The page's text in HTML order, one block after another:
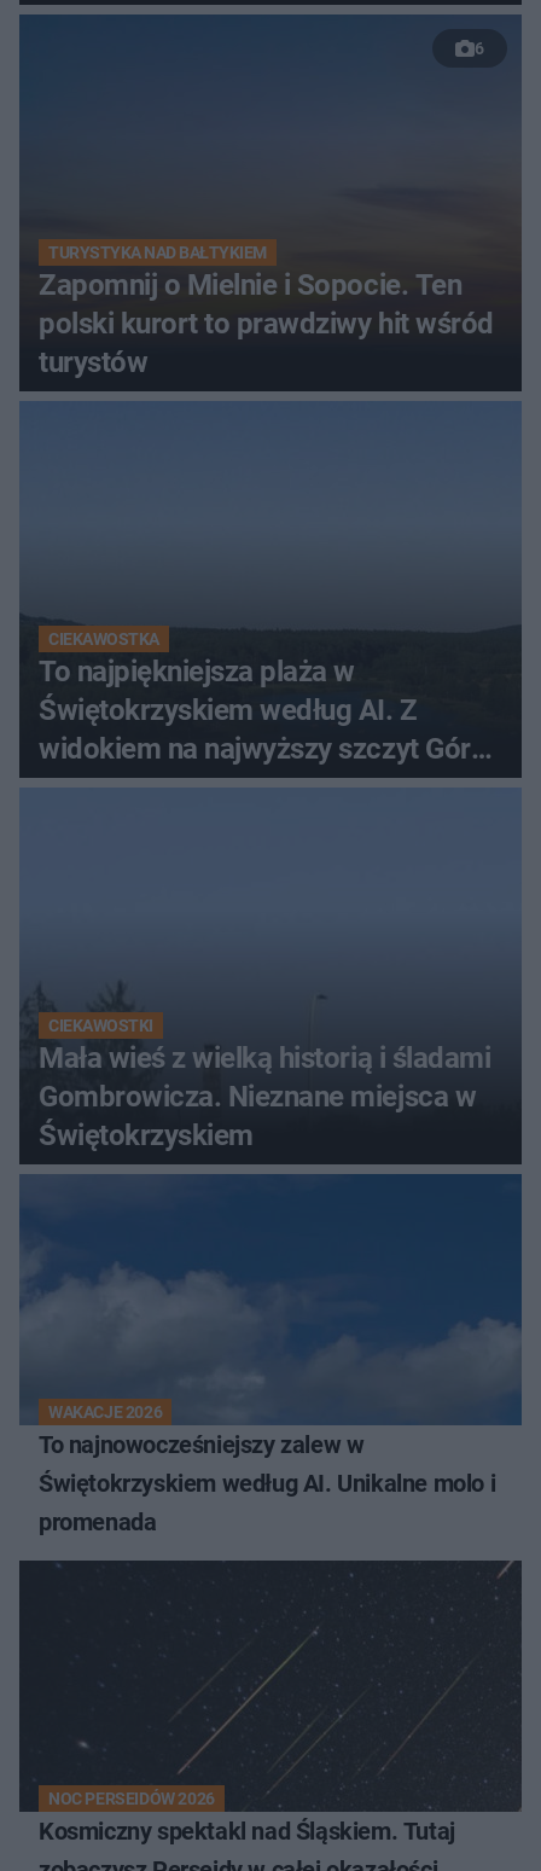
6
TURYSTYKA NAD BAŁTYKIEM
Zapomnij o Mielnie i Sopocie. Ten
polski kurort to prawdziwy hit wśród
turystów
CIEKAWOSTKA
To najpiękniejsza plaża w
Świętokrzyskiem według AI. Z
widokiem na najwyższy szczyt Gór
Świętokrzyskich
CIEKAWOSTKI
Mała wieś z wielką historią i śladami
Gombrowicza. Nieznane miejsca w
Świętokrzyskiem
WAKACJE 2026
To najnowocześniejszy zalew w
Świętokrzyskiem według AI. Unikalne molo i
promenada
NOC PERSEIDÓW 2026
Kosmiczny spektakl nad Śląskiem. Tutaj